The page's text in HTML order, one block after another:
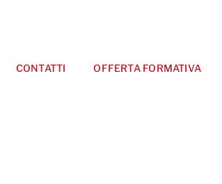
CONTATTI OFFERTA FORMATIVA